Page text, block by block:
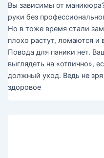
Вы зависимы от
руки без
Но в тоже время стали
плохо растут, ломаются и
Повода для паники нет.
выглядеть на «отлично»,
должный уход. Ведь не
здоровое